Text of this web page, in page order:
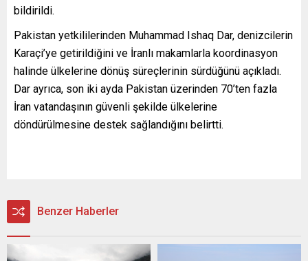
bildirildi.
Pakistan yetkililerinden Muhammad Ishaq Dar, denizcilerin
Karaçi’ye getirildiğini ve İranlı makamlarla koordinasyon
halinde ülkelerine dönüş süreçlerinin sürdüğünü açıkladı.
Dar ayrıca, son iki ayda Pakistan üzerinden 70’ten fazla
İran vatandaşının güvenli şekilde ülkelerine
döndürülmesine destek sağlandığını belirtti.
Benzer Haberler